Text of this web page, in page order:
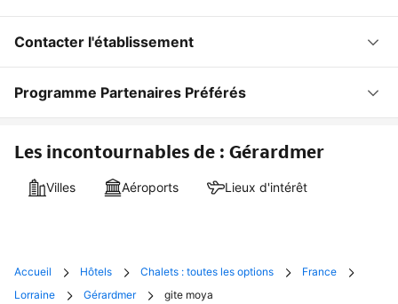
Contacter l'établissement
Programme Partenaires Préférés
Les incontournables de : Gérardmer
Villes Aéroports Lieux d'intérêt
Accueil Hôtels Chalets : toutes les options
France
Lorraine
Gérardmer gite moya